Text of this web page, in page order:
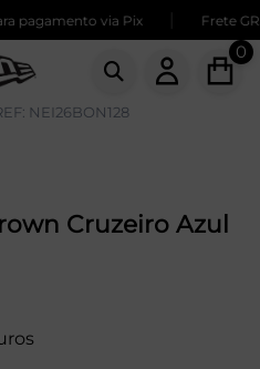
pagamento via Pix Frete
0
NEI26BON128
Cruzeiro Azul